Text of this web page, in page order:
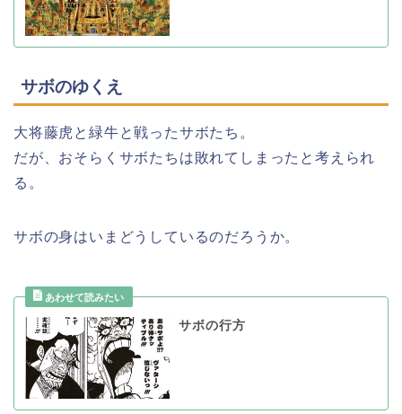
サボのゆくえ
大将藤虎と緑牛と戦ったサボたち。
だが、おそらくサボたちは敗れてしまったと考えられ
る。
サボの身はいまどうしているのだろうか。
サボの行方